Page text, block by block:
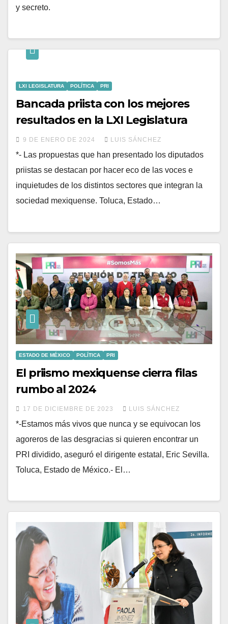
y secreto.
LXI LEGISLATURA POLÍTICA PRI
Bancada priista con los mejores
resultados en la LXI Legislatura
9 DE ENERO DE 2024 LUIS SÁNCHEZ
*- Las propuestas que han presentado los diputados
priistas se destacan por hacer eco de las voces e
inquietudes de los distintos sectores que integran la
sociedad mexiquense. Toluca, Estado…
ESTADO DE MÉXICO POLÍTICA PRI
El priismo mexiquense cierra filas
rumbo al 2024
17 DE DICIEMBRE DE 2023 LUIS SÁNCHEZ
*-Estamos más vivos que nunca y se equivocan los
agoreros de las desgracias si quieren encontrar un
PRI dividido, aseguró el dirigente estatal, Eric Sevilla.
Toluca, Estado de México.- El…